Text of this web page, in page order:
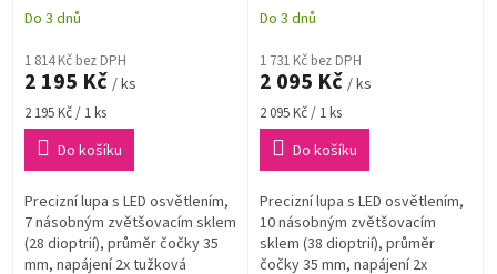
dioptrií), Ø 35 mm
Do 3 dnů
1 814 Kč bez DPH
2 195 Kč / ks
Měrná
cena:
2 195 Kč / 1 ks
Do košíku
Precizní lupa s LED osvětlením,
7 násobným zvětšovacím sklem
(28 dioptrií), průměr čočky 35
mm, napájení 2x tužková
dioptrií), Ø 35 mm
Do 3 dnů
1 731 Kč bez DPH
2 095 Kč / ks
Měrná
cena:
2 095 Kč / 1 ks
Do košíku
Precizní lupa s LED osvětlením,
10 násobným zvětšovacím
sklem (38 dioptrií), průměr
čočky 35 mm, napájení 2x